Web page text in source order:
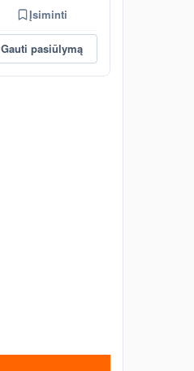
Įsiminti
Gauti pasiūlymą